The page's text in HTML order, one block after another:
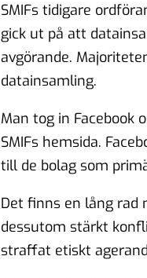
SMIFs tidigare
gick ut på att
avgörande.
datainsamling.
Man tog in Facebook
SMIFs hemsida.
till de bolag som
Det finns en lång rad
dessutom stärkt
straffat etiskt